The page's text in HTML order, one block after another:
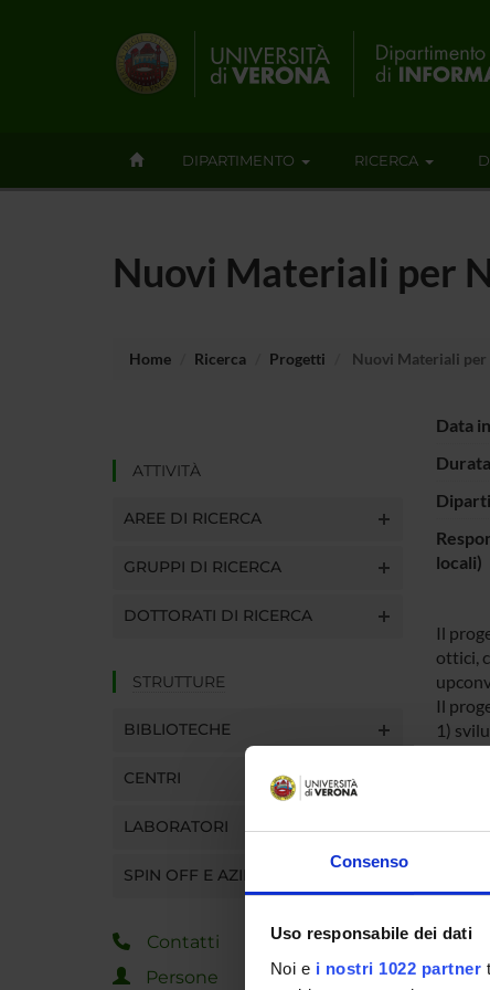
Consenso
Uso responsabile dei dati
Noi e i nostri 1022 partner
DIPARTIMENTO RICERCA
Nuovi Materiali per
Home Ricerca Progetti Nuovi Materiali
ATTIVITÀ
AREE DI RICERCA
GRUPPI DI RICERCA
DOTTORATI DI RICERCA
STRUTTURE
BIBLIOTECHE
CENTRI
LABORATORI
SPIN OFF E AZIENDE
Contatti
Persone
Data
locali)
Il
ottici,
Il
1)
1600
che
2)
o